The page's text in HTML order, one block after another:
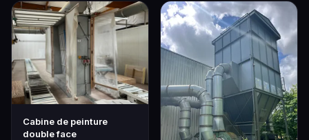
Cabine de peinture
double face